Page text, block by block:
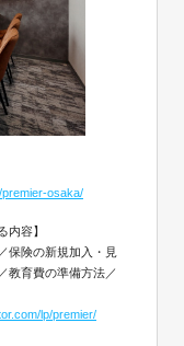
osaka/
内容】
保険の新規加入・見
教育費の準備方法／
lp/premier/